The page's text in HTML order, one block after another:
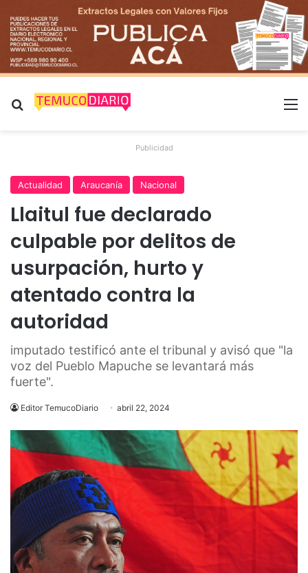
Buscar por
Publicidad
Actualidad Araucanía Nacional
Llaitul fue declarado
culpable por delitos de
usurpación, hurto y
atentado contra la
autoridad
imputado testificó ante el tribunal y avisó que "la
voz del Pueblo Mapuche se levantará más
fuerte".
Editor TemucoDiario abril 22, 2024